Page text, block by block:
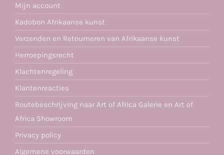
Mijn account
Kadobon Afrikaanse kunst
Verzenden en Retourneren van Afrikaanse kunst
Herroepingsrecht
Klachtenregeling
Klantenreacties
Routebeschrijving naar Art of Africa Galerie en Art of
Africa Showroom
Privacy policy
Algemene voorwaarden